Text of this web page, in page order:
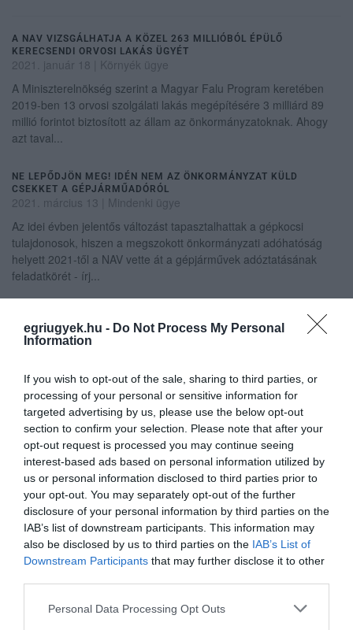
egriugyek.hu - Do Not Process My Personal
Information
If you wish to opt-out of the sale, sharing to third parties, or
processing of your personal or sensitive information for
targeted advertising by us, please use the below opt-out
section to confirm your selection. Please note that after your
opt-out request is processed you may continue seeing
interest-based ads based on personal information utilized by
us or personal information disclosed to third parties prior to
your opt-out. You may separately opt-out of the further
disclosure of your personal information by third parties on the
IAB’s list of downstream participants. This information may
also be disclosed by us to third parties on the IAB’s List of
Downstream Participants that may further disclose it to other
Please note that this website/app uses one or more Google
Personal Data Processing Opt Outs
A NAV VIZSGÁLHATJA A KÖZEL 263 MILLIÓBÓL ÉPÜLŐ
KERECSENDI ORVOSI LAKÁS ÜGYÉT
2021. január 18
Környék ügye
A Miniszterelnökség szerint a Magyar Falu Program keretében
2019-ben 13 orvosi szolgálati lakás megépítésére 3 milliárd 89
millió forintot biztosított az állam az önkormányzatoknak. Ahogy
azt taval...
NE LEPŐDJÖN MEG! IDÉN NEM AZ ÖNKORMÁNYZAT KÜLD
CSEKKET A GÉPJÁRMŰADÓRÓL
2021. március 13
Mindenki ügye
Az idei évben jelentős változást tapasztalhattak a gépkocsi
tulajdonosok, hiszen a megszokott önkormányzati adóhatóság
helyett 2021-től a NAV vette át a gépjárművek adóztatásának
feladatkörét - írj...
ÚJRA FOGAD ÜGYFELEKET A NAV EGERBEN IS, DE IDŐPONTOT
KELL FOGLALNI
2021. április 07|
Vámhivatal (NAV) központi ügyfélszolgálatain, kirendeltségein és
ügyfélszolgálati helyein a személyesen megjelenő ügyfeleket
időpont...
AMINT MEGLÁTTA AZ EGRI ÉS SALGÓTARJÁNI PÉNZÜGYŐRÖKET,
GÁZT ADOTT A CIGICSEMPÉSZ
2021. július 12|Riasztó
A Nemzeti Adó- és Vámhivatal (NAV) munkatársai a 21-es úton
csaknem 1100 doboz csempészett cigarettát foglaltak le egy
menekülő sofőrtől, írja az MTI. A NAV szerint az egri és
salgótarjáni pén...
2021. október 13|Eger ügye